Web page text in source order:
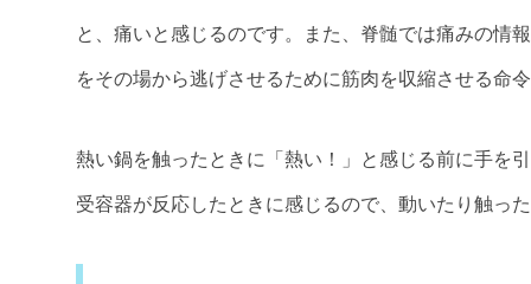
と、痛いと感じるのです。また、脊髄では痛みの情
をその場から逃げさせるために筋肉を収縮させる命
熱い鍋を触ったときに「熱い！」と感じる前に手を
受容器が反応したときに感じるので、動いたり触っ